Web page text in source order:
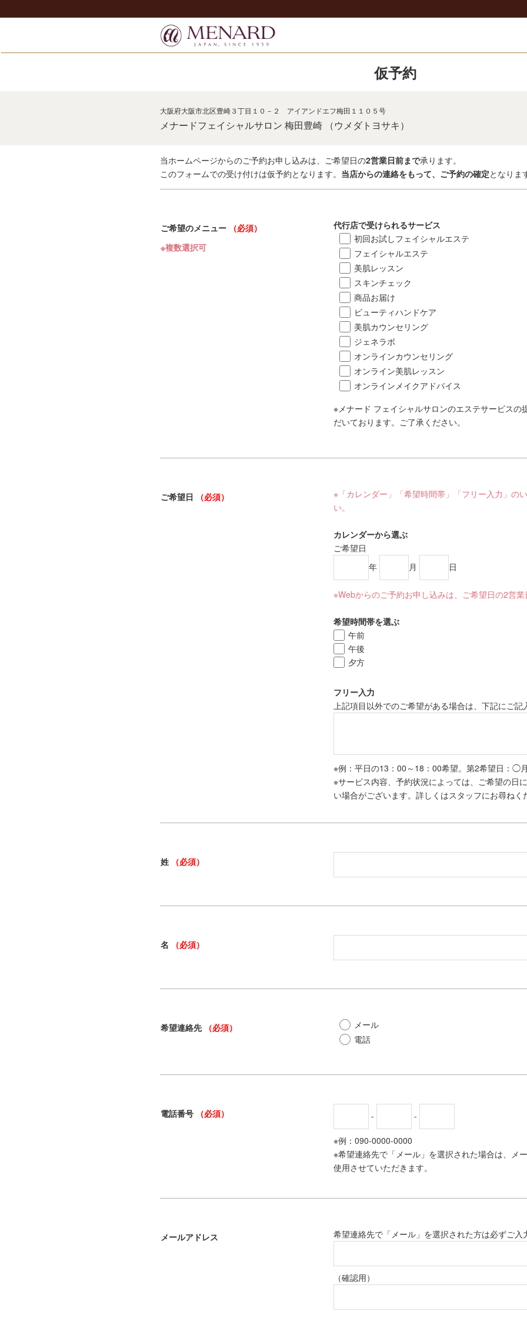
仮予約
大阪府大阪市北区豊崎３丁目１０－２ アイアンドエフ梅田１１０５号
メナードフェイシャルサロン 梅田豊崎 （ウメダトヨサキ）
当ホームページからのご予約お申し込みは、ご希望日の2営業日前まで承ります。
このフォームでの受け付けは仮予約となります。 当店からの連絡をもって、ご予約の確定となりま
ご希望のメニュー
（必須）
※複数選択可
代行店で受けられるサービス
初回お試しフェイシャルエステ
フェイシャルエステ
美肌レッスン
スキンチェック
商品お届け
ビューティハンドケア
美肌カウンセリング
ジェネラボ
オンラインカウンセリング
オンライン美肌レッスン
オンラインメイクアドバイス
※メナード フェイシャルサロンのエステサービスの
だいております。ご了承ください。
ご希望日 （必須）
※「カレンダー」「希望時間帯」「フリー入力」の
い。
カレンダーから選ぶ
ご希望日
年
月 日
※Webからのご予約お申し込みは、ご希望日の2営
希望時間帯を選ぶ
午前
午後
夕方
フリー入力
上記項目以外でのご希望がある場合は、下記にご記
※例：平日の13：00～18：00希望。第2希望日：◯
※サービス内容、予約状況によっては、ご希望の日
い場合がございます。詳しくはスタッフにお尋ねく
姓 （必須）
名 （必須）
希望連絡先 （必須）
メール
電話
電話番号 （必須） - -
※例：090-0000-0000
※希望連絡先で「メール」を選択された場合は、メ
使用させていただきます。
メールアドレス 希望連絡先で「メール」を選択された方は必ずご入
（確認用）